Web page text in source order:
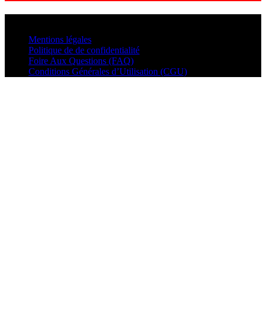
Mentions légales
Politique de de confidentialité
Foire Aux Questions (FAQ)
Conditions Générales d’Utilisation (CGU)